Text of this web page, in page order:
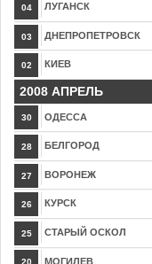
04 ЛУГАНСК
03 ДНЕПРОПЕТРОВСК
02 КИЕВ
2008 АПРЕЛЬ
30 ОДЕССА
28 БЕЛГОРОД
27 ВОРОНЕЖ
26 КУРСК
25 СТАРЫЙ ОСКОЛ
МОГИЛЕВ